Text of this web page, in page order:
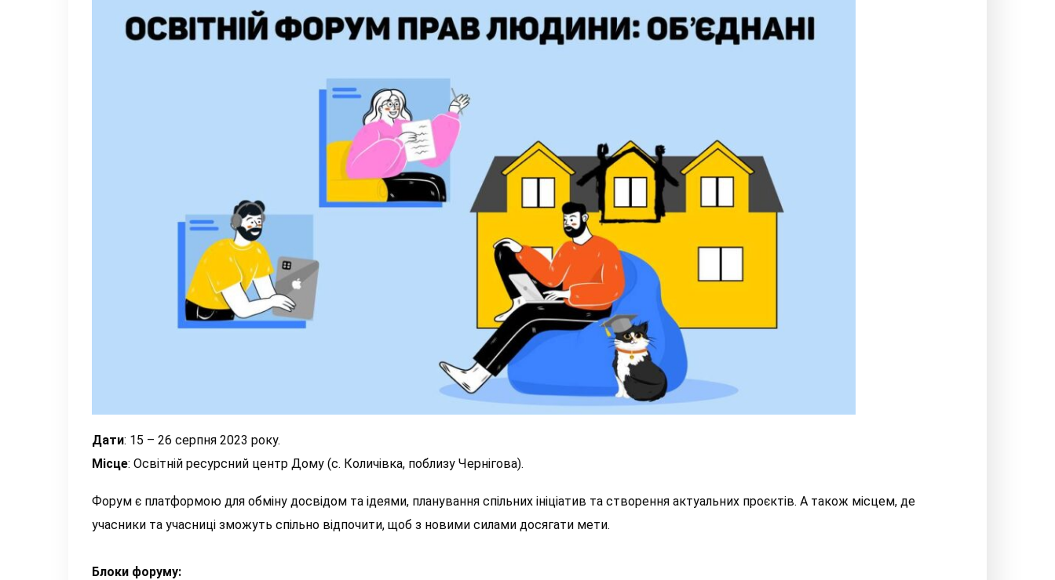
Дати: 15 – 26 серпня 2023 року.
Місце: Освітній ресурсний центр Дому (с. Количівка, поблизу Чернігова).
Форум є платформою для обміну досвідом та ідеями, планування спільних ініціатив та створення актуальних проєктів. А також місцем, де
учасники та учасниці зможуть спільно відпочити, щоб з новими силами досягати мети.
Блоки форуму: